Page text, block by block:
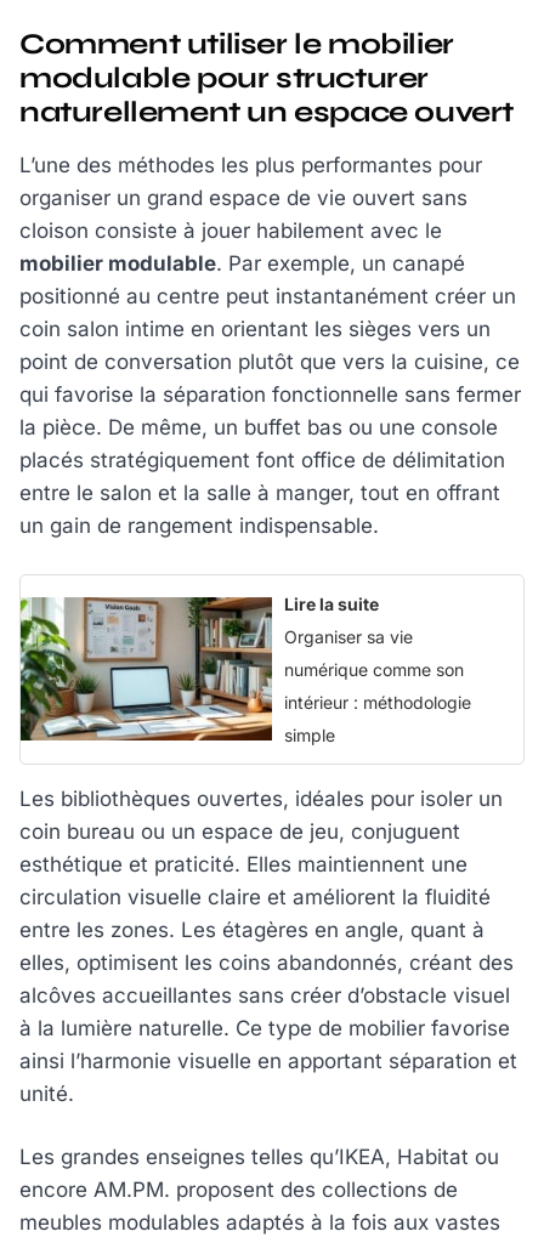
Comment utiliser le mobilier
modulable pour structurer
naturellement un espace ouvert
L’une des méthodes les plus performantes pour
organiser un grand espace de vie ouvert sans
cloison consiste à jouer habilement avec le
mobilier modulable. Par exemple, un canapé
positionné au centre peut instantanément créer un
coin salon intime en orientant les sièges vers un
point de conversation plutôt que vers la cuisine, ce
qui favorise la séparation fonctionnelle sans fermer
la pièce. De même, un buffet bas ou une console
placés stratégiquement font office de délimitation
entre le salon et la salle à manger, tout en offrant
un gain de rangement indispensable.
Lire la suite
Organiser sa vie
numérique comme son
intérieur : méthodologie
simple
Les bibliothèques ouvertes, idéales pour isoler un
coin bureau ou un espace de jeu, conjuguent
esthétique et praticité. Elles maintiennent une
circulation visuelle claire et améliorent la fluidité
entre les zones. Les étagères en angle, quant à
elles, optimisent les coins abandonnés, créant des
alcôves accueillantes sans créer d’obstacle visuel
à la lumière naturelle. Ce type de mobilier favorise
ainsi l’harmonie visuelle en apportant séparation et
unité.
Les grandes enseignes telles qu’IKEA, Habitat ou
encore AM.PM. proposent des collections de
meubles modulables adaptés à la fois aux vastes